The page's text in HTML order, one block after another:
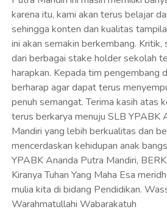
karena itu, kami akan terus belajar
sehingga konten dan kualitas
ini akan semakin berkembang. Kritik,
dari berbagai stake holder sekolah
harapkan. Kepada tim pengembang
berharap agar dapat terus
penuh semangat. Terima kasih atas
terus berkarya menuju SLB YPABK
Mandiri yang lebih berkualitas dan
mencerdaskan kehidupan anak
YPABK Ananda Putra Mandiri,
Kiranya Tuhan Yang Maha Esa
mulia kita di bidang Pendidikan.
Warahmatullahi Wabarakatuh